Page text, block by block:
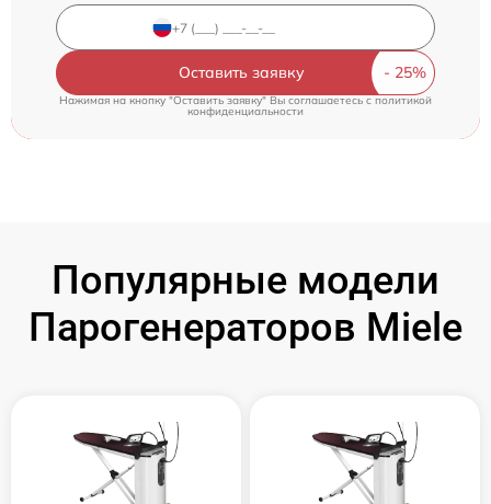
Оставить заявку
Нажимая на кнопку "Оставить заявку" Вы соглашаетесь cполитикой
конфиденциальности
Популярные модели
Парогенераторов Miele